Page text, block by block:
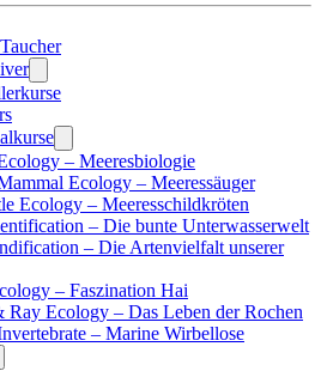
– Meeresbiologie
Ecology – Meeressäuger
Ecology – Meeresschildkröten
– Die bunte Unterwasserwelt
– Die Artenvielfalt unserer
– Faszination Hai
Ray Ecology – Das Leben der Rochen
– Marine Wirbellose